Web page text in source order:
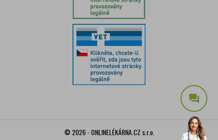
question_answer
© 2026 - ONLINELÉKÁRNA.CZ s.r.o.